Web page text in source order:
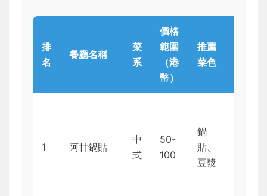
排
名
餐廳名稱
菜
系
價格
範圍
（港
幣）
推薦
菜色
1 阿甘鍋貼
中
式
50-
100
鍋
貼、
豆漿